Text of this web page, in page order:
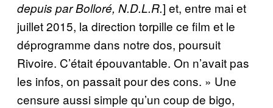
depuis par Bolloré, N.D.L.R.] et, entre mai et
juillet 2015, la direction torpille ce film et le
déprogramme dans notre dos, poursuit
Rivoire. C’était épouvantable. On n’avait pas
les infos, on passait pour des cons. » Une
censure aussi simple qu’un coup de bigo,